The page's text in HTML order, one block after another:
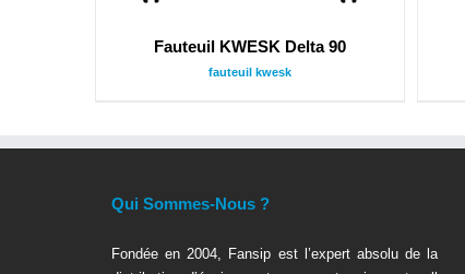
Fauteuil KWESK Delta 90
fauteuil kwesk
Qui Sommes-Nous ?
Fondée en 2004, Fansip est l’expert absolu de la